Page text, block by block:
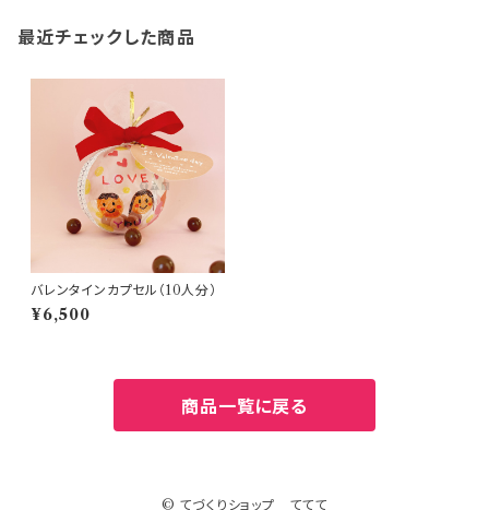
最近チェックした商品
バレンタインカプセル（10人分）
¥6,500
商品一覧に戻る
© てづくりショップ ててて